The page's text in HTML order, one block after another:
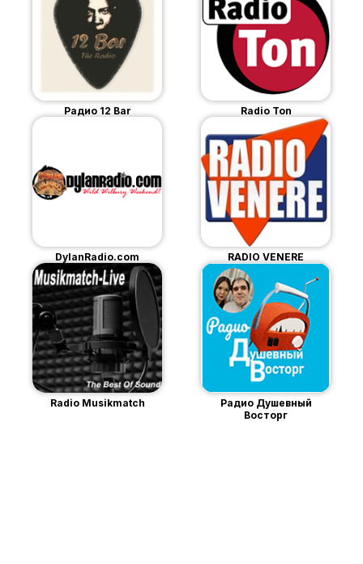
Радио 12 Bar Radio Ton
DylanRadio.com RADIO VENERE
Radio Musikmatch
Радио Душевный
Восторг